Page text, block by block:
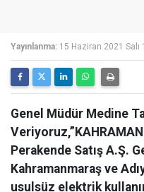
Yayınlanma: 15 Haziran 2021 Salı
Genel Müdür Medine
Perakende Satış A.Ş.
Kahramanmaraş ve
usulsüz elektrik